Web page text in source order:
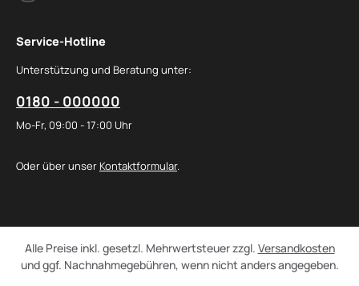
Service-Hotline
Unterstützung und Beratung unter:
0180 - 000000
Mo-Fr, 09:00 - 17:00 Uhr
Oder über unser Kontaktformular.
Alle Preise inkl. gesetzl. Mehrwertsteuer zzgl. Versandkosten
und ggf. Nachnahmegebühren, wenn nicht anders angegeben.